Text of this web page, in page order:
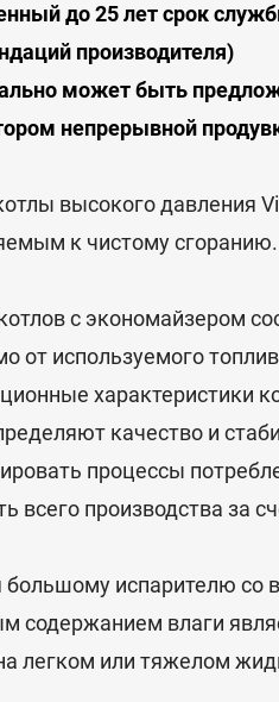
до 25 лет срок
производителя)
может быть
непрерывной
высокого давления
к чистому сгоранию.
с экономайзером
от используемого
характеристики
качество и
процессы
всего производства за
большому испарителю со
содержанием влаги
легком или тяжелом